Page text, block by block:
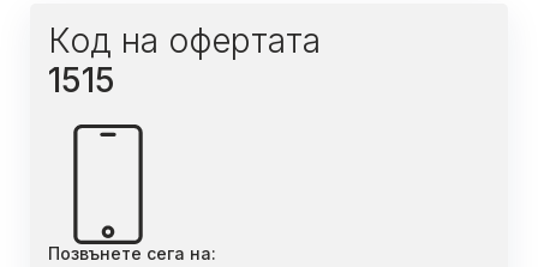
Код на офертата
1515
Позвънете сега на: